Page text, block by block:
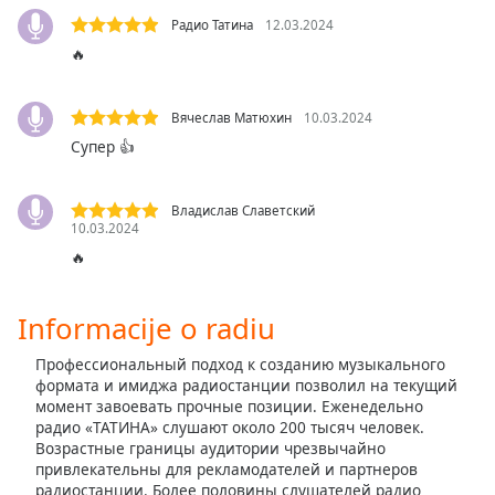
subtitles
settings
off
,
selected
Track
This
modal
window.
Beginning
Радио Татина 12.03.2024
🔥
Вячеслав Матюхин 10.03.2024
Супер 👍
Владислав Славетский
10.03.2024
🔥
Informacije o radiu
Профессиональный подход к созданию музыкального
формата и имиджа радиостанции позволил на текущий
момент завоевать прочные позиции. Еженедельно
радио «ТАТИНА» слушают около 200 тысяч человек.
Возрастные границы аудитории чрезвычайно
привлекательны для рекламодателей и партнеров
радиостанции. Более половины слушателей радио